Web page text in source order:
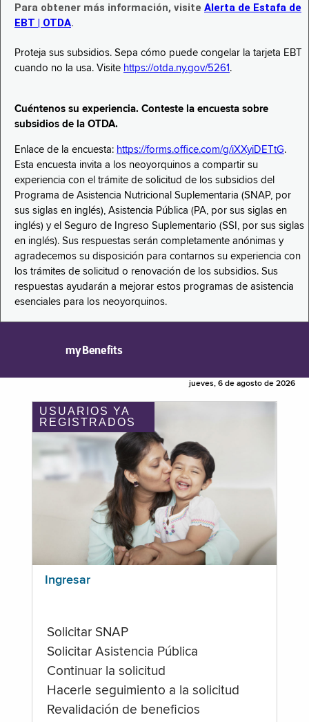
Para obtener más información, visite Alerta de Estafa de
EBT | OTDA.
Proteja sus subsidios. Sepa cómo puede congelar la tarjeta EBT
cuando no la usa. Visite https://otda.ny.gov/5261 .
Cuéntenos su experiencia. Conteste la encuesta sobre
subsidios de la OTDA.
Enlace de la encuesta: https://forms.office.com/g/iXXyiDETtG.
Esta encuesta invita a los neoyorquinos a compartir su
experiencia con el trámite de solicitud de los subsidios del
Programa de Asistencia Nutricional Suplementaria (SNAP, por
sus siglas en inglés), Asistencia Pública (PA, por sus siglas en
inglés) y el Seguro de Ingreso Suplementario (SSI, por sus siglas
en inglés). Sus respuestas serán completamente anónimas y
agradecemos su disposición para contarnos su experiencia con
los trámites de solicitud o renovación de los subsidios. Sus
respuestas ayudarán a mejorar estos programas de asistencia
esenciales para los neoyorquinos.
myBenefits
jueves, 6 de agosto de 2026
USUARIOS YA
REGISTRADOS
Ingresar
Solicitar SNAP
Solicitar Asistencia Pública
Continuar la solicitud
Hacerle seguimiento a la solicitud
Revalidación de beneficios